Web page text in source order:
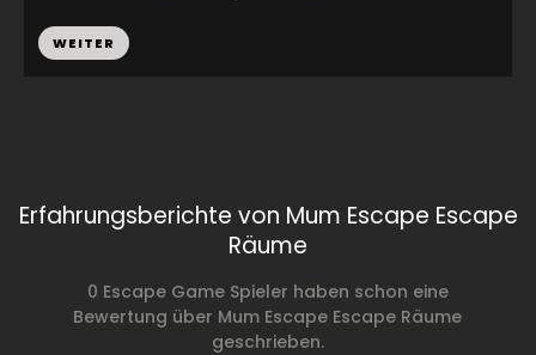
WEITER
Erfahrungsberichte von Mum Escape Escape
Räume
0 Escape Game Spieler haben schon eine
Bewertung über Mum Escape Escape Räume
geschrieben.